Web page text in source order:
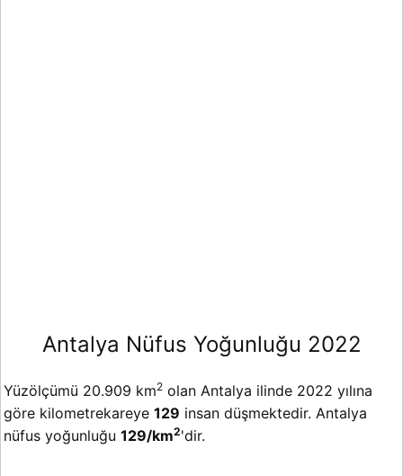
Antalya Nüfus Yoğunluğu 2022
Yüzölçümü 20.909 km2 olan Antalya ilinde 2022 yılına
göre kilometrekareye 129 insan düşmektedir. Antalya
nüfus yoğunluğu 129/km2'dir.